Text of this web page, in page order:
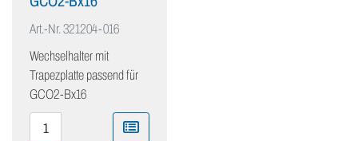
Art.-Nr.321204-016
Wechselhalter mit
Trapezplatte passend für
GCO2-Bx16